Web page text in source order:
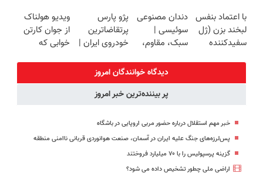
خرید40%تخفیف
سبک و مقاوم |
پرداخت قسطی
خوبه۴۵٪تخفیف
برگردون
(40%off)
با اعتماد بنفس
لبخند بزن (ژل
سفیدکننده
دندان مصنوعی
سوئیسی |
سبک، مقاوم،
رایگان+پرداخت
اقساطی😍
پژو پارس
پرتقاضاترین
خودروی ایران |
فرصت رو از
دست نده!
ویدیو هولناک
از جوان کارتن
خوابی که
دیدگاه خوانندگان امروز
پر بیننده‌ترین خبر امروز
خبر مهم استقلال درباره حضور مربی اروپایی در باشگاه
پس‌لرزه‌های جنگ علیه ایران در آسمان، صنعت هوانوردی قربانی ناامنی منطقه
گزینه پرسپولیس را با ۷۰ میلیارد فروختند
اراضی ملی چطور تشخیص داده می شود؟